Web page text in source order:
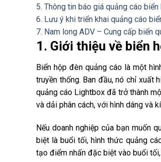
5. Thông tin báo giá quảng cáo
6. Lưu ý khi triển khai quảng cáo
7. Nam long ADV – Cung cấp biển
1. Giới thiệu về biển
Biển hộp đèn quảng cáo là một
truyền thống. Ban đầu, nó chỉ xuất
quảng cáo Lightbox đã trở thành
và dải phân cách, với hình dáng và
Nếu doanh nghiệp của bạn muốn
biệt là buổi tối, hình thức quảng
tạo điểm nhấn đặc biệt vào buổi